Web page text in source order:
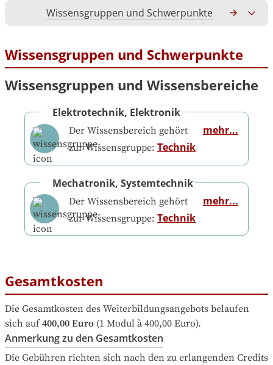
Wissensgruppen und Schwerpunkte
Wissensgruppen und Schwerpunkte
Wissensgruppen und Wissensbereiche
Elektrotechnik, Elektronik
Der Wissensbereich gehört
zur Wissensgruppe: Technik
mehr...
Mechatronik, Systemtechnik
Der Wissensbereich gehört
zur Wissensgruppe: Technik
mehr...
Gesamtkosten
Die Gesamtkosten des Weiterbildungsangebots belaufen
sich auf 400,00 Euro (1 Modul à 400,00 Euro).
Anmerkung zu den Gesamtkosten
Die Gebühren richten sich nach den zu erlangenden Credits